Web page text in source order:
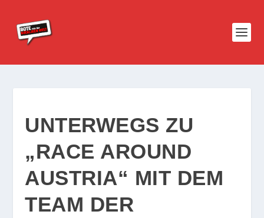
UNTERWEGS ZU
„RACE AROUND
AUSTRIA“ MIT DEM
TEAM DER